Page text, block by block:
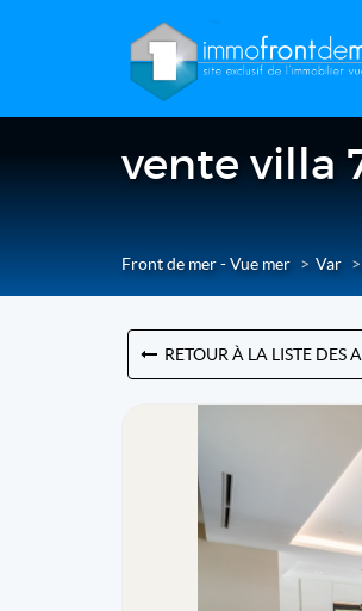
vente villa
Front de mer - Vue mer Var
RETOUR À LA LISTE DES